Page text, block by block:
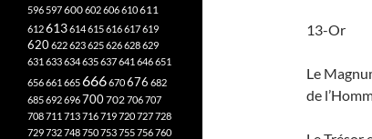
13-Or
Le
de
596 597600602606610611
612613614615616617619
620622623625626628629
631 633634635637641 646651
656661 665666670676 682
685692696700702706707
708711 713716719720727728
729732748750753755756760